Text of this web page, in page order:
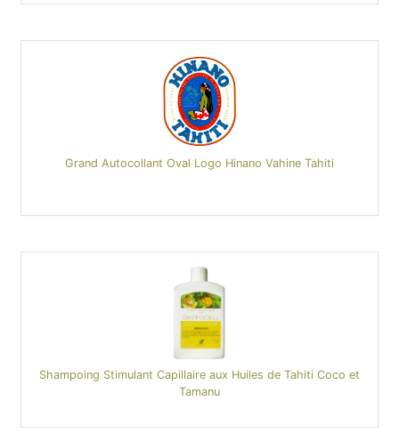
Grand Autocollant Oval Logo Hinano Vahine Tahiti
Shampoing Stimulant Capillaire aux Huiles de Tahiti Coco et
Tamanu